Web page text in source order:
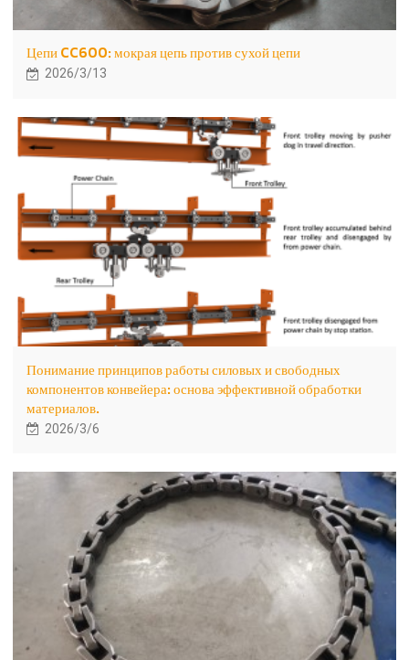
Цепи CC600: мокрая цепь против сухой цепи
2026/3/13
Понимание принципов работы силовых и свободных
компонентов конвейера: основа эффективной обработки
материалов.
2026/3/6